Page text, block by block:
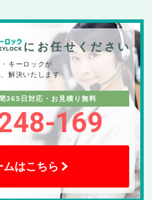
にお任せください
キーロックが
解決いたします
365日対応・お見積り無料
169
はこちら